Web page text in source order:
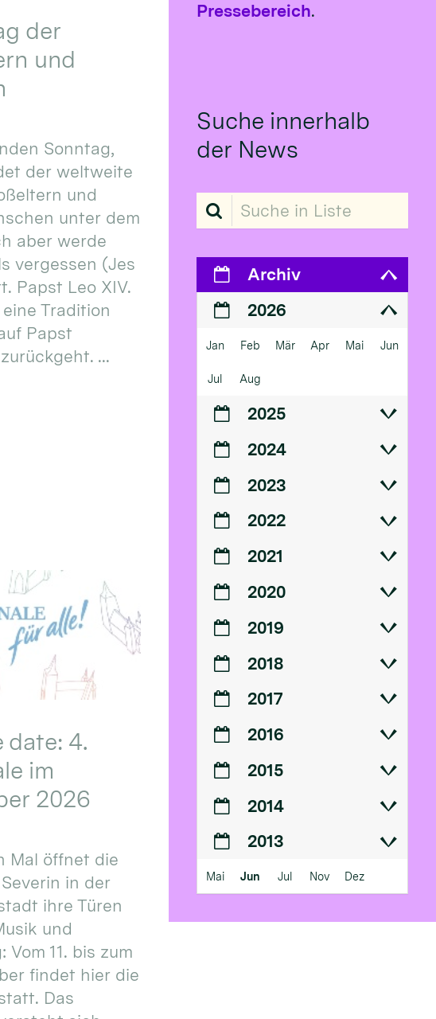
der
und
Sonntag,
der weltweite
und
unter dem
aber werde
vergessen (Jes
Papst Leo XIV.
Tradition
Papst
...
date: 4.
im
2026
Mal öffnet die
in der
ihre Türen
und
Vom 11. bis zum
findet hier die
Das
Pressebereich.
Suche innerhalb
der News
Suche in Liste
Archiv
2026
Jan Feb Mär Apr Mai Jun
Jul Aug
2025
2024
2023
2022
2021
2020
2019
2018
2017
2016
2015
2014
2013
Mai Jun Jul Nov Dez